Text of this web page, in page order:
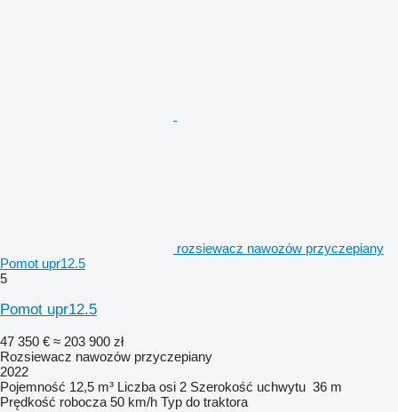
rozsiewacz nawozów przyczepiany
Pomot upr12.5
5
Pomot upr12.5
47 350 € ≈ 203 900 zł
Rozsiewacz nawozów przyczepiany
2022
Pojemność 12,5 m³ Liczba osi 2 Szerokość uchwytu 36 m
Prędkość robocza 50 km/h Typ do traktora